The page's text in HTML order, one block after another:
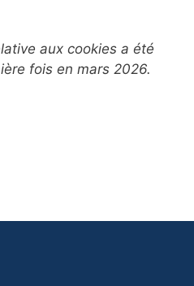
aux cookies a été
fois en mars 2026.